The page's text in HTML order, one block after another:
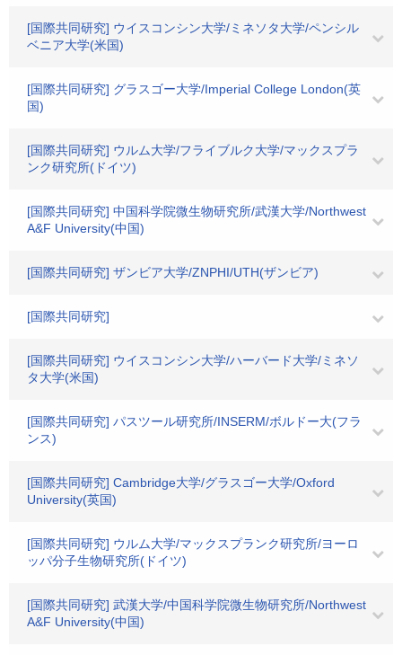
[国際共同研究] ウイスコンシン大学/ミネソタ大学/ペンシル
ベニア大学(米国)
[国際共同研究] グラスゴー大学/Imperial College London(英
国)
[国際共同研究] ウルム大学/フライブルク大学/マックスプラ
ンク研究所(ドイツ)
[国際共同研究] 中国科学院微生物研究所/武漢大学/Northwest
A&F University(中国)
[国際共同研究] ザンビア大学/ZNPHI/UTH(ザンビア)
[国際共同研究]
[国際共同研究] ウイスコンシン大学/ハーバード大学/ミネソ
タ大学(米国)
[国際共同研究] パスツール研究所/INSERM/ボルドー大(フラ
ンス)
[国際共同研究] Cambridge大学/グラスゴー大学/Oxford
University(英国)
[国際共同研究] ウルム大学/マックスプランク研究所/ヨーロ
ッパ分子生物研究所(ドイツ)
[国際共同研究] 武漢大学/中国科学院微生物研究所/Northwest
A&F University(中国)